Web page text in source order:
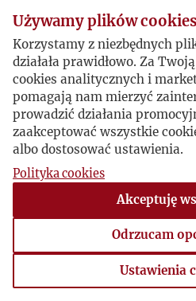
Używamy plików cookies
Korzystamy z niezbędnych
działała prawidłowo. Za
cookies analitycznych i
pomagają nam mierzyć
prowadzić działania
zaakceptować wszystkie
albo dostosować ustawienia.
Polityka cookies
Akceptuję
Odrzucam
Ustawienia
Ustawienia cookies